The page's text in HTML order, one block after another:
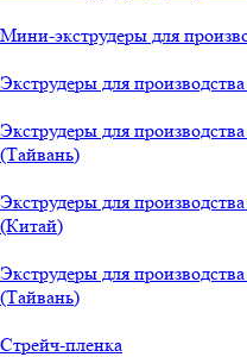
Мини-экструдеры для
Экструдеры для
Экструдеры для
(Тайвань)
Экструдеры для
(Китай)
Экструдеры для
(Тайвань)
Стрейч-пленка